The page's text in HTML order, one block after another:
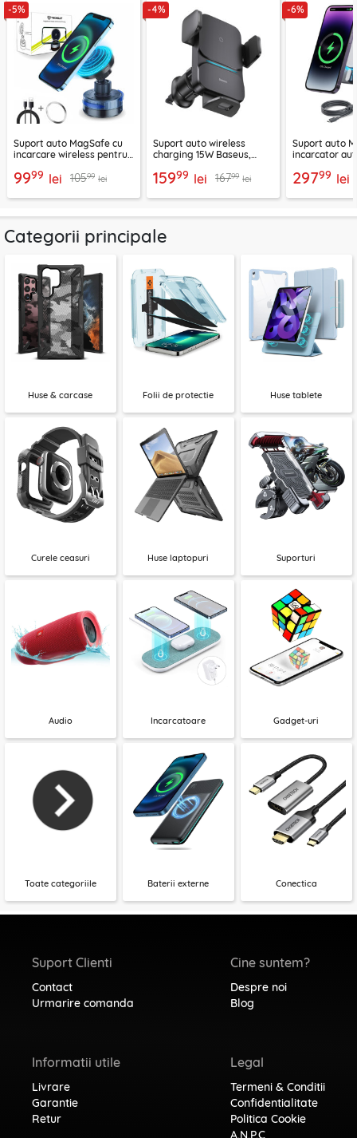
-5%
Suport auto MagSafe cu
incarcare wireless pentru
ChargeMagX HOLD253
9999 lei 10599 lei
-4%
Suport auto wireless
charging 15W Baseus,
15999 lei 16799 lei
-6%
Suport auto
incarcator
29799 lei
Categorii principale
Huse & carcase Folii de protectie Huse tablete
Curele ceasuri Huse laptopuri Suporturi
Audio Incarcatoare Gadget-uri
Toate categoriile Baterii externe Conectica
Suport Clienti
Contact
Urmarire comanda
Informatii utile
Livrare
Garantie
Retur
Cine suntem?
Despre noi
Blog
Legal
Termeni & Conditii
Confidentialitate
Politica Cookie
A.N.P.C